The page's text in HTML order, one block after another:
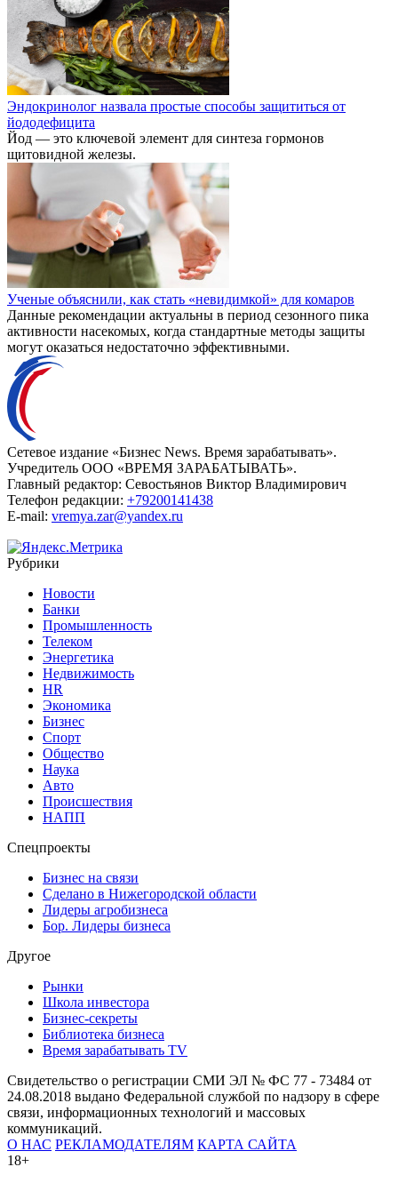
Эндокринолог назвала простые способы защититься от
йододефицита
Йод — это ключевой элемент для синтеза гормонов
щитовидной железы.
Ученые объяснили, как стать «невидимкой» для комаров
Данные рекомендации актуальны в период сезонного пика
активности насекомых, когда стандартные методы защиты
могут оказаться недостаточно эффективными.
Сетевое издание «Бизнес News. Время зарабатывать».
Учредитель ООО «ВРЕМЯ ЗАРАБАТЫВАТЬ».
Главный редактор: Севостьянов Виктор Владимирович
Телефон редакции: +79200141438
E-mail: vremya.zar@yandex.ru
Рубрики
Новости
Банки
Промышленность
Телеком
Энергетика
Недвижимость
HR
Экономика
Бизнес
Спорт
Общество
Наука
Авто
Происшествия
НАПП
Спецпроекты
Бизнес на связи
Сделано в Нижегородской области
Лидеры агробизнеса
Бор. Лидеры бизнеса
Другое
Рынки
Школа инвестора
Бизнес-секреты
Библиотека бизнеса
Время зарабатывать TV
Свидетельство о регистрации СМИ ЭЛ № ФС 77 - 73484 от
24.08.2018 выдано Федеральной службой по надзору в сфере
связи, информационных технологий и массовых
коммуникаций.
О НАС РЕКЛАМОДАТЕЛЯМ КАРТА САЙТА
18+